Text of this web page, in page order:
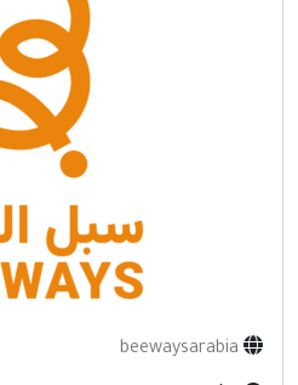
الأسرة
مواقع
أخرى
beewaysarabia